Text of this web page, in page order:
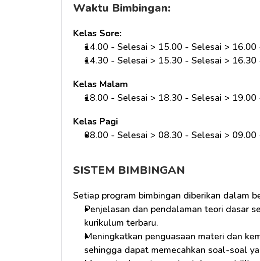
Waktu Bimbingan:
Kelas Sore:
14.00 - Selesai > 15.00 - Selesai > 16.00
14.30 - Selesai > 15.30 - Selesai > 16.30
Kelas Malam
18.00 - Selesai > 18.30 - Selesai > 19.00
Kelas Pagi
08.00 - Selesai > 08.30 - Selesai > 09.00
SISTEM BIMBINGAN
Setiap program bimbingan diberikan dalam
Penjelasan dan pendalaman teori dasar
kurikulum terbaru.
Meningkatkan penguasaan materi dan
sehingga dapat memecahkan soal-soal